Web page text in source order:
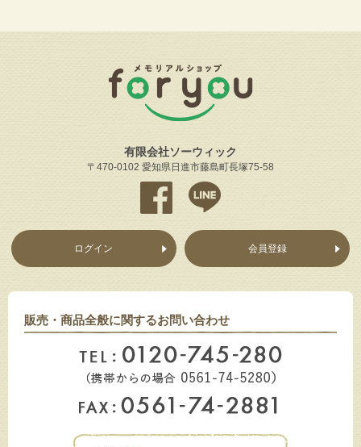
有限会社ソーウィック
〒470-0102 愛知県日進市藤島町長塚75-58
ログイン 会員登録
販売・商品全般に関するお問い合わせ